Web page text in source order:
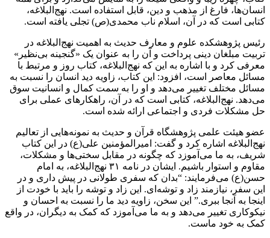
انسان‌ها، فارغ از مذهب و دین، قابل استفاده است. نهج‌البلاغه،
کتابی است که در آن، اسلام ناب محمدی(ص) تجلی یافته است.
رئیس پژوهشکده علوم و معارف حدیث به اهمیت نهج‌البلاغه در
تربیت مبلغان دینی پرداخت و آن را به عنوان یک «گنجینه بی‌نظیر»
معرفی کرد و با اشاره به این که نهج‌البلاغه، کتاب روز و مرتبط با
مسائل معاصر است، افزود: این کتاب، زاویه دید انسان را نسبت به
مسائل مختلف تغییر می‌دهد و او را به سمت کمال و انسانیت سوق
می‌دهد. نهج‌البلاغه، کتابی است که در آن، راهکارهای عملی برای
حل مشکلات فردی و اجتماعی ارائه شده است.
عضو هیئت علمی پژوهشگاه قرآن و حدیث به نمونه‌هایی از تعالیم
نهج‌البلاغه اشاره کرد و گفت: امیرالمؤمنین علی(ع) در این کتاب
شریف، به ما می‌آموزد که چگونه در مقابل سختی‌ها و مشکلات،
مقاوم و استوار باشیم. ایشان در نامه ۳۱ نهج‌البلاغه، به امام
حسن(ع) می‌فرمایند: “بدان که سفری طولانی در پیش داری و در
این سفر، نیازمند زاد و توشه‌ای. این زاد و توشه را باید با خودت از
اینجا به آنجا ببری.” این سخن، زاویه دید ما را نسبت به احسان و
نیکوکاری تغییر می‌دهد و به ما می‌آموزد که کمک به دیگران، در واقع
کمک به خود ماست.